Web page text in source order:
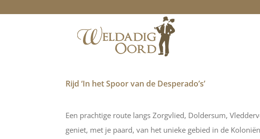
Rijd ‘In het Spoor van de Desperado’s’
Een prachtige route langs Zorgvlied, Doldersum,
geniet, met je paard, van het unieke gebied in de